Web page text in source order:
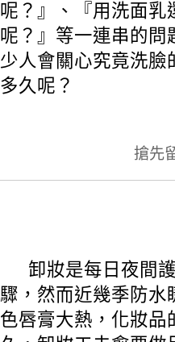
呢？』、『用洗面乳
呢？』等一連串的問
少人會關心究竟洗臉
多久呢？
搶先
卸妝是每日夜間
驟，然而近幾季防水
色唇膏大熱，化妝品